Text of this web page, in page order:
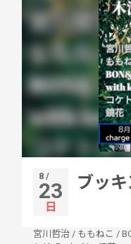
8 /
23
日
ブッ
宮川哲治 / ももねこ /